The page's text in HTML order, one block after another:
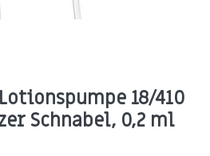
18/410
Schnabel, 0,2 ml